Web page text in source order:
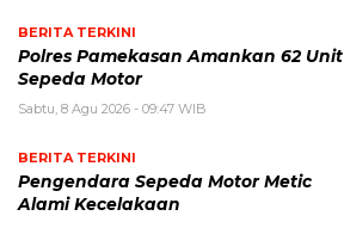
BERITA TERKINI
Polres Pamekasan Amankan 62 Unit
Sepeda Motor
Sabtu, 8 Agu 2026 - 09:47 WIB
BERITA TERKINI
Pengendara Sepeda Motor Metic
Alami Kecelakaan